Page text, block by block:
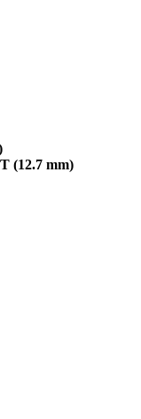
(12.7 mm)